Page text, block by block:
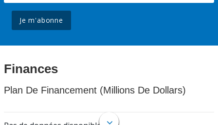
Je m'abonne
Finances
Plan De Financement (Millions De Dollars)